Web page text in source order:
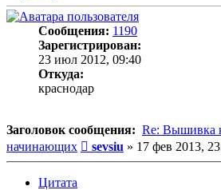
Сообщения: 1190
Зарегистрирован:
23 июл 2012, 09:40
Откуда:
краснодар
Заголовок сообщения: Re: Вышивка
начинающих
Сообщение
sevsiu » 17 фев 2013,
Цитата